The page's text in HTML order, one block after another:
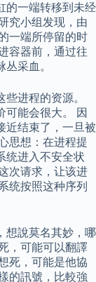
的一端转移到未经
究小组发现，由
一端所停留的时
容器前，通过往
采血。
进程的资源。
可能会很大。 因
近结束了，一旦被
思想：在进程提
统进入不安全状
次请求，让该进
统按照这种序列
想說莫名其妙，哪
，可能可以翻譯
死，可能是他協
的訊號，比較強